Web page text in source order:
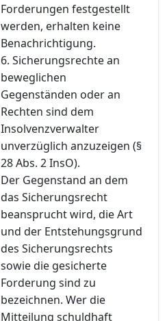
Forderungen festgestellt
werden, erhalten keine
Benachrichtigung.
6. Sicherungsrechte an
beweglichen
Gegenständen oder an
Rechten sind dem
Insolvenzverwalter
unverzüglich anzuzeigen (§
28 Abs. 2 InsO).
Der Gegenstand an dem
das Sicherungsrecht
beansprucht wird, die Art
und der Entstehungsgrund
des Sicherungsrechts
sowie die gesicherte
Forderung sind zu
bezeichnen. Wer die
Mitteilung schuldhaft